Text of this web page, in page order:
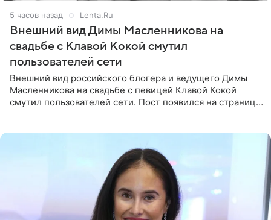
5 часов назад Lenta.Ru
Внешний вид Димы Масленникова на
свадьбе с Клавой Кокой смутил
пользователей сети
Внешний вид российского блогера и ведущего Димы
Масленникова на свадьбе с певицей Клавой Кокой
смутил пользователей сети. Пост появился на странице